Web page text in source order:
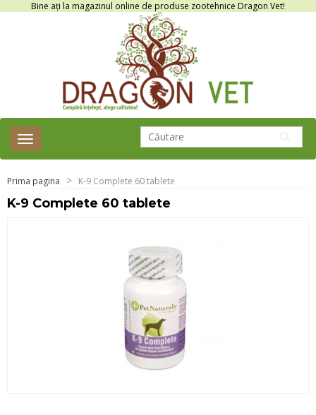
Bine ați la magazinul online de produse zootehnice Dragon Vet!
Toggle
navigation
Prima pagina K-9 Complete 60 tablete
K-9 Complete 60 tablete